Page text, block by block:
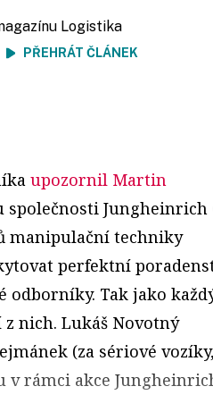
Logistika
PŘEHRÁT ČLÁNEK
upozornil Martin
Jungheinrich
manipulační techniky
perfektní
odborníky. Tak jako
nich. Lukáš Novotný
(za sériové vozíky,
v rámci akce